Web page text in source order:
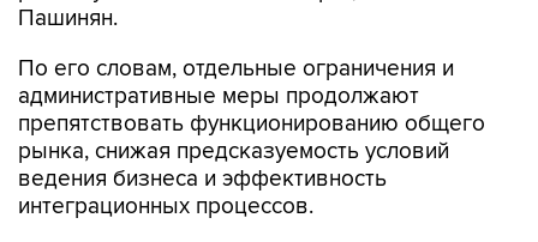
Пашинян.
По его словам, отдельные ограничения и
административные меры продолжают
препятствовать функционированию общего
рынка, снижая предсказуемость условий
ведения бизнеса и эффективность
интеграционных процессов.